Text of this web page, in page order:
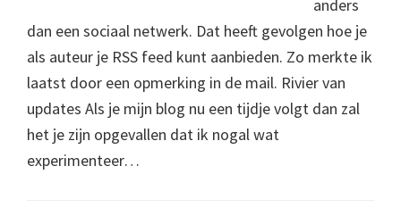
anders
dan een sociaal netwerk. Dat heeft gevolgen hoe je
als auteur je RSS feed kunt aanbieden. Zo merkte ik
laatst door een opmerking in de mail. Rivier van
updates Als je mijn blog nu een tijdje volgt dan zal
het je zijn opgevallen dat ik nogal wat
experimenteer…